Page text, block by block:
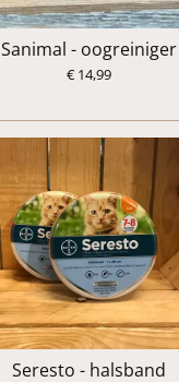
Sanimal - oogreiniger
€ 14,99
Seresto - halsband